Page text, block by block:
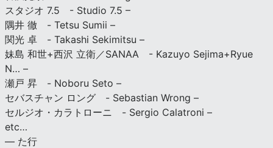
スタジオ 7.5 - Studio 7.5 –
隅井 徹 - Tetsu Sumii –
関光 卓 - Takashi Sekimitsu –
妹島 和世+西沢 立衛／SANAA - Kazuyo Sejima+Ryue
N… –
瀬戸 昇 - Noboru Seto –
セバスチャン ロング - Sebastian Wrong –
セルジオ・カラトローニ - Sergio Calatroni –
etc…
— た行